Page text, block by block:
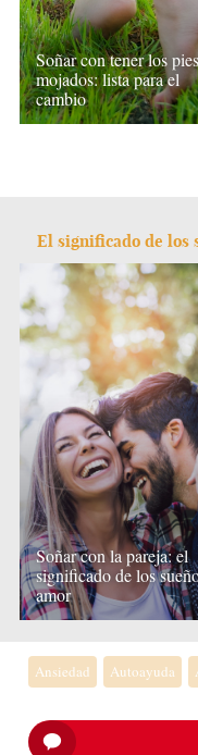
Soñar con tener los pies
mojados: lista para el
cambio
El significado de los
Soñar con la pareja: el
significado de los
amor
Ansiedad Autoayuda